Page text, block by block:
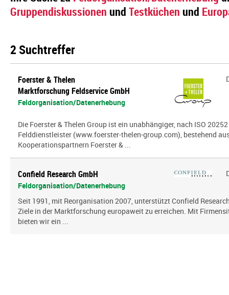
Gruppendiskussionen und Testküchen und
2 Suchtreffer
Foerster & Thelen
Marktforschung Feldservice GmbH
Feldorganisation/Datenerhebung
Die Foerster & Thelen Group ist ein unabhängiger, nach ISO
Felddienstleister (www.foerster-thelen-group.com), bestehend
Kooperationspartnern Foerster & ...
Confield Research GmbH
Feldorganisation/Datenerhebung
Seit 1991, mit Reorganisation 2007, unterstützt Confield
Ziele in der Marktforschung europaweit zu erreichen. Mit
bieten wir ein ...